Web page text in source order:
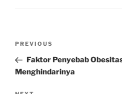
Previous
Post
PREVIOUS
Faktor Penyebab
Menghindarinya